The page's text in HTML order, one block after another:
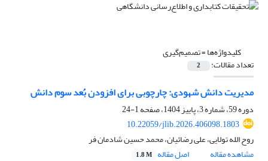
کلیدواژه‌ها =تصمیم‌گیری
تعداد مقالات: 2
مدیریت دانش شهودی: چارچوبی برای افزودن بُعد سوم دانش
دوره 59، شماره 3، پاییز 1404، صفحه
1-24
10.22059/jlib.2026.406098.1803
روح الله تولایی، علی رضائیان، محمد حسین شادمان فر
مشاهده مقاله
اصل مقاله 1.8 M